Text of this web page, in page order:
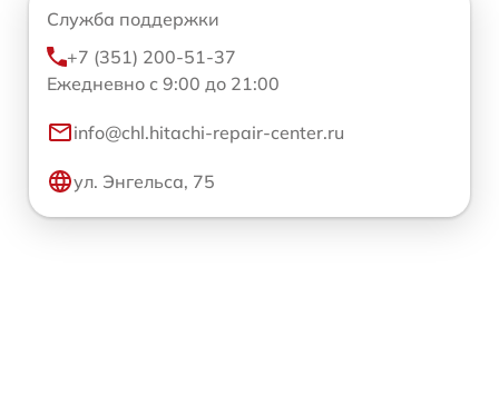
Служба поддержки
+7 (351) 200-51-37
Ежедневно с 9:00 до 21:00
info@chl.hitachi-repair-center.ru
ул. Энгельса, 75